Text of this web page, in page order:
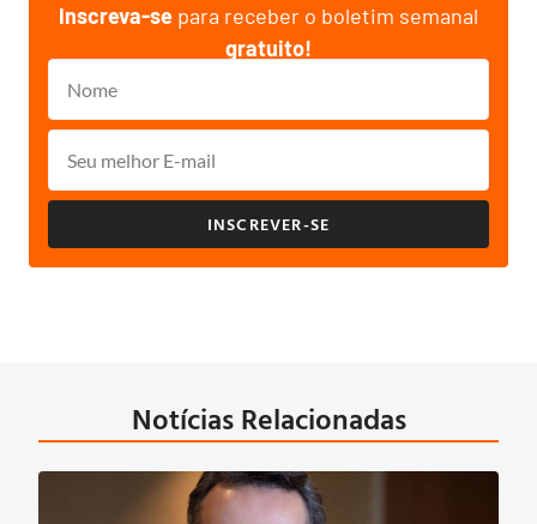
Inscreva-se para receber o boletim semanal
gratuito!
INSCREVER-SE
Notícias Relacionadas